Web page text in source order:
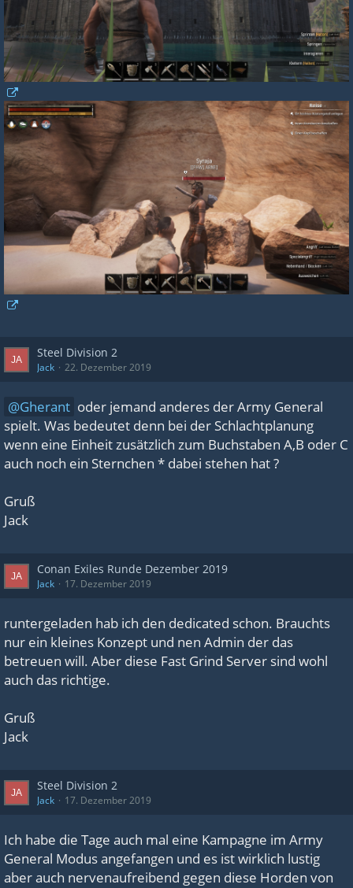
Steel Division 2
Jack 22. Dezember 2019
Gherant oder jemand anderes der Army General
spielt. Was bedeutet denn bei der Schlachtplanung
wenn eine Einheit zusätzlich zum Buchstaben A,B oder C
auch noch ein Sternchen * dabei stehen hat ?
Gruß
Jack
Conan Exiles Runde Dezember 2019
Jack 17. Dezember 2019
runtergeladen hab ich den dedicated schon. Brauchts
nur ein kleines Konzept und nen Admin der das
betreuen will. Aber diese Fast Grind Server sind wohl
auch das richtige.
Gruß
Jack
Steel Division 2
Jack 17. Dezember 2019
Ich habe die Tage auch mal eine Kampagne im Army
General Modus angefangen und es ist wirklich lustig
aber auch nervenaufreibend gegen diese Horden von